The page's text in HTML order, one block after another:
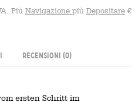
Più Navigazione più Depositare €
Recensioni (0)
ersten Schritt im